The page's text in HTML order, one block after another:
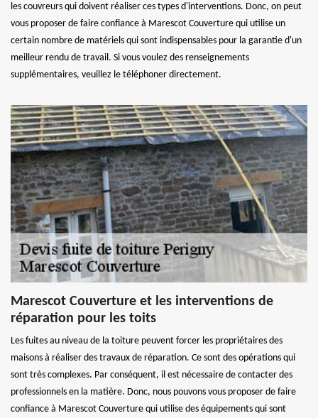
les couvreurs qui doivent réaliser ces types d'interventions. Donc, on peut
vous proposer de faire confiance à Marescot Couverture qui utilise un
certain nombre de matériels qui sont indispensables pour la garantie d'un
meilleur rendu de travail. Si vous voulez des renseignements
supplémentaires, veuillez le téléphoner directement.
Marescot Couverture et les interventions de
réparation pour les toits
Les fuites au niveau de la toiture peuvent forcer les propriétaires des
maisons à réaliser des travaux de réparation. Ce sont des opérations qui
sont très complexes. Par conséquent, il est nécessaire de contacter des
professionnels en la matière. Donc, nous pouvons vous proposer de faire
confiance à Marescot Couverture qui utilise des équipements qui sont